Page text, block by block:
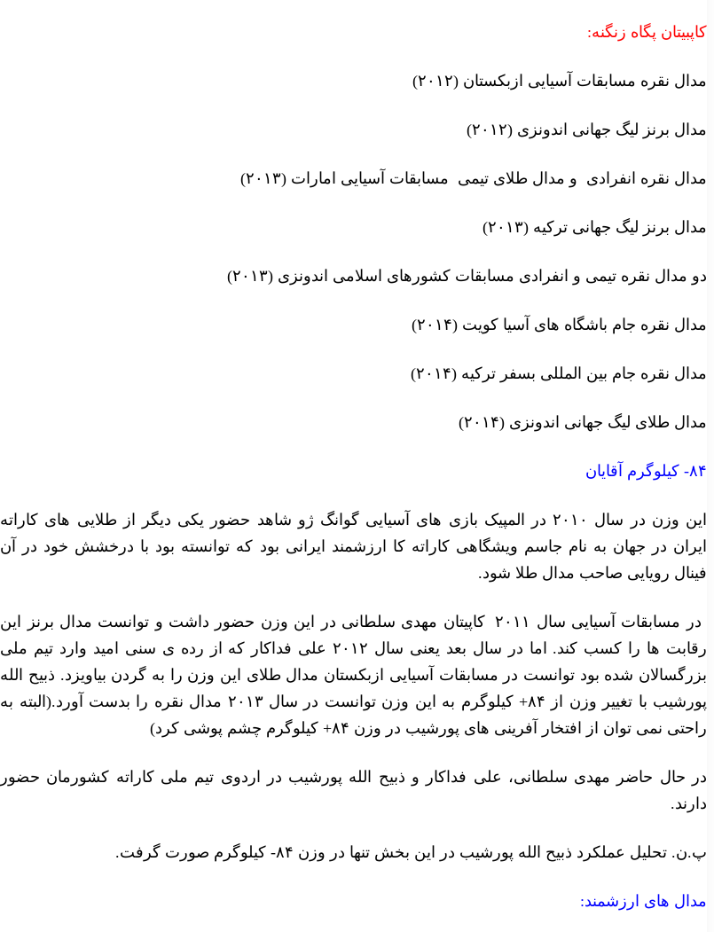
کاپبیتان پگاه زنگنه:
مدال نقره مسابقات آسیایی ازبکستان (۲۰۱۲)
مدال برنز لیگ جهانی اندونزی (۲۰۱۲)
مدال نقره انفرادی و مدال طلای تیمی مسابقات آسیایی امارات (۲۰۱۳)
مدال برنز لیگ جهانی ترکیه (۲۰۱۳)
دو مدال نقره تیمی و انفرادی مسابقات کشورهای اسلامی اندونزی (۲۰۱۳)
مدال نقره جام باشگاه های آسیا کویت (۲۰۱۴)
مدال نقره جام بین المللی بسفر ترکیه (۲۰۱۴)
مدال طلای لیگ جهانی اندونزی (۲۰۱۴)
۸۴- کیلوگرم آقایان
این وزن در سال ۲۰۱۰ در المپیک بازی های آسیایی گوانگ ژو شاهد حضور یکی دیگر از طلایی های کاراته
ایران در جهان به نام جاسم ویشگاهی کاراته کا ارزشمند ایرانی بود که توانسته بود با درخشش خود در آن
فینال رویایی صاحب مدال طلا شود.
در مسابقات آسیایی سال ۲۰۱۱ کاپیتان مهدی سلطانی در این وزن حضور داشت و توانست مدال برنز این
رقابت ها را کسب کند. اما در سال بعد یعنی سال ۲۰۱۲ علی فداکار که از رده ی سنی امید وارد تیم ملی
بزرگسالان شده بود توانست در مسابقات آسیایی ازبکستان مدال طلای این وزن را به گردن بیاویزد. ذبیح الله
پورشیب با تغییر وزن از ۸۴+ کیلوگرم به این وزن توانست در سال ۲۰۱۳ مدال نقره را بدست آورد.(البته به
راحتی نمی توان از افتخار آفرینی های پورشیب در وزن ۸۴+ کیلوگرم چشم پوشی کرد)
در حال حاضر مهدی سلطانی، علی فداکار و ذبیح الله پورشیب در اردوی تیم ملی کاراته کشورمان حضور
دارند.
پ.ن. تحلیل عملکرد ذبیح الله پورشیب در این بخش تنها در وزن ۸۴- کیلوگرم صورت گرفت.
مدال های ارزشمند: